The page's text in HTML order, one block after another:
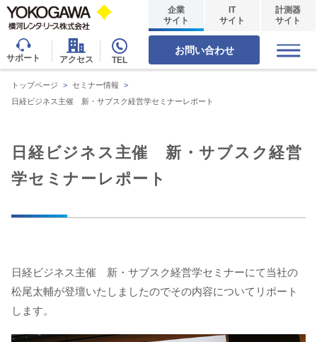
サポート アクセス TEL
企業
サイト
IT
サイト
計測器
サイト
お問い合わせ
トップページ > セミナー情報
>
日経ビジネス主催 新・サブスク経営学セミナーレポート
日経ビジネス主催 新・サブスク経営
学セミナーレポート
日経ビジネス主催 新・サブスク経営学セミナーにて当社の
松尾太輔が登壇いたしましたのでその内容についてリポート
します。